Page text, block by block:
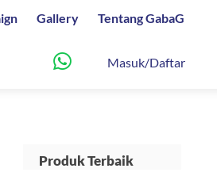
Gallery Tentang GabaG
Masuk/Daftar
Produk Terbaik